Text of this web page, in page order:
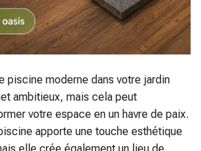
piscine moderne dans votre jardin
ambitieux, mais cela peut
votre espace en un havre de paix.
apporte une touche esthétique